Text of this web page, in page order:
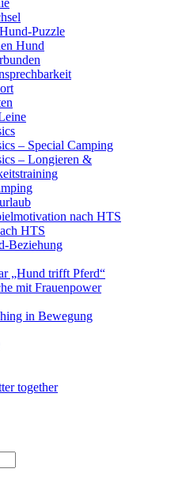
Puzzle
Hund
– Special Camping
– Longieren &
nach HTS
HTS
Beziehung
„Hund trifft Pferd“
mit Frauenpower
in Bewegung
together